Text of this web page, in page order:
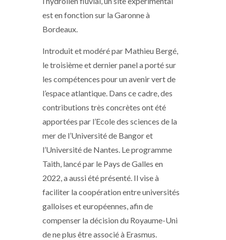
est en fonction sur la Garonne à
Bordeaux.
Introduit et modéré par Mathieu Bergé,
le troisième et dernier panel a porté sur
les compétences pour un avenir vert de
l’espace atlantique. Dans ce cadre, des
contributions très concrètes ont été
apportées par l’Ecole des sciences de la
mer de l’Université de Bangor et
l’Université de Nantes. Le programme
Taith, lancé par le Pays de Galles en
2022, a aussi été présenté. Il vise à
faciliter la coopération entre universités
galloises et européennes, afin de
compenser la décision du Royaume-Uni
de ne plus être associé à Erasmus.